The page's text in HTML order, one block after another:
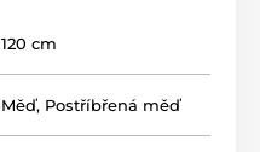
120 cm
Měď, Postříbřená měď